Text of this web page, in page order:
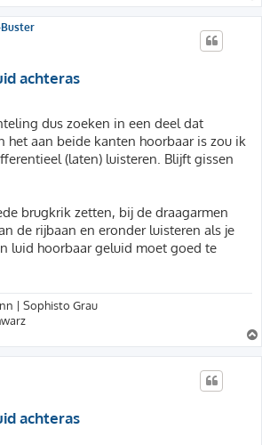
Buster
achteras
dus zoeken in een deel dat
het aan beide kanten hoorbaar is zou ik
(laten) luisteren. Blijft gissen
brugkrik zetten, bij de draagarmen
de rijbaan en eronder luisteren als je
luid hoorbaar geluid moet goed te
| Sophisto Grau
achteras